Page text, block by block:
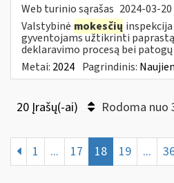
Web turinio sąrašas 2024-03-20
Valstybinė mokesčių
gyventojams užtikrinti paprastą
deklaravimo procesą bei
Metai: 2024 Pagrindinis:
20 Įrašų(-ai) Rodoma nuo
1 ... 17 18 19 ...